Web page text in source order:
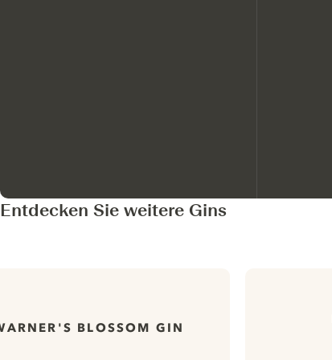
Entdecken Sie weitere Gins
BLOSSOM GIN